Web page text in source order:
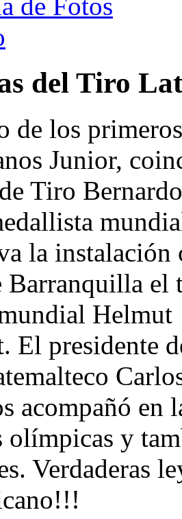
del Tiro
de los
Junior,
Tiro
la instalación
Barranquilla el
Helmut
El presidente
acompañó en
olímpicas y
Verdaderas